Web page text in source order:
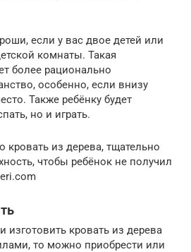
если у вас двое детей или
комнаты. Такая
более рационально
особенно, если внизу
Также ребёнку будет
но и играть.
кровать из дерева, тщательно
чтобы ребёнок не получил
изготовить кровать из дерева
то можно приобрести или